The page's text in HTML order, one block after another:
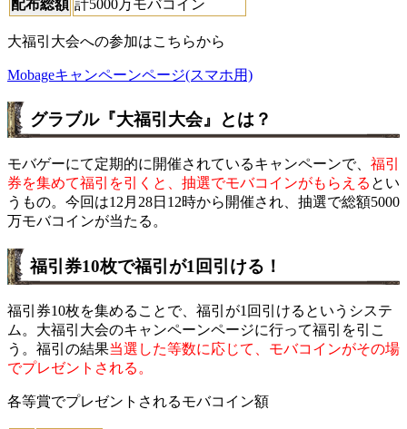
配布総額 計5000万モバコイン
大福引大会への参加はこちらから
Mobageキャンペーンページ(スマホ用)
グラブル『大福引大会』とは？
モバゲーにて定期的に開催されているキャンペーンで、 福引
券を集めて福引を引くと、抽選でモバコインがもらえる とい
うもの。今回は12月28日12時から開催され、抽選で総額5000
万モバコインが当たる。
福引券10枚で福引が1回引ける！
福引券10枚を集めることで、福引が1回引けるというシステ
ム。大福引大会のキャンペーンページに行って福引を引こ
う。福引の結果当選した等数に応じて、モバコインがその場
でプレゼントされる。
各等賞でプレゼントされるモバコイン額